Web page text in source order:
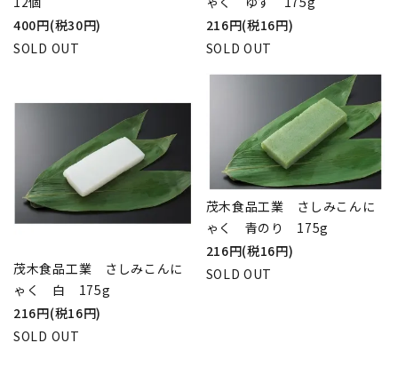
400円(税30円)
SOLD OUT
216円(税16円)
SOLD OUT
茂木食品工業 さしみこんに
ゃく 白 175g
216円(税16円)
SOLD OUT
茂木食品工業 さしみこんに
ゃく 青のり 175g
216円(税16円)
SOLD OUT